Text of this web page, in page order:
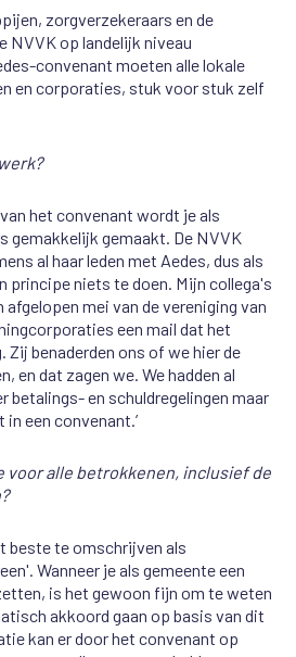
zorgverzekeraars en de
NVVK op landelijk niveau
convenant moeten alle lokale
en corporaties, stuk voor stuk zelf
het convenant wordt je als
gemakkelijk gemaakt. De NVVK
al haar leden met Aedes, dus als
principe niets te doen. Mijn collega's
mei van de vereniging van
een mail dat het
Zij benaderden ons of we hier de
en dat zagen we. We hadden al
betalings- en schuldregelingen maar
een convenant.’
voor alle betrokkenen, inclusief de
beste te omschrijven als
Wanneer je als gemeente een
is het gewoon fijn om te weten
akkoord gaan op basis van dit
kan er door het convenant op